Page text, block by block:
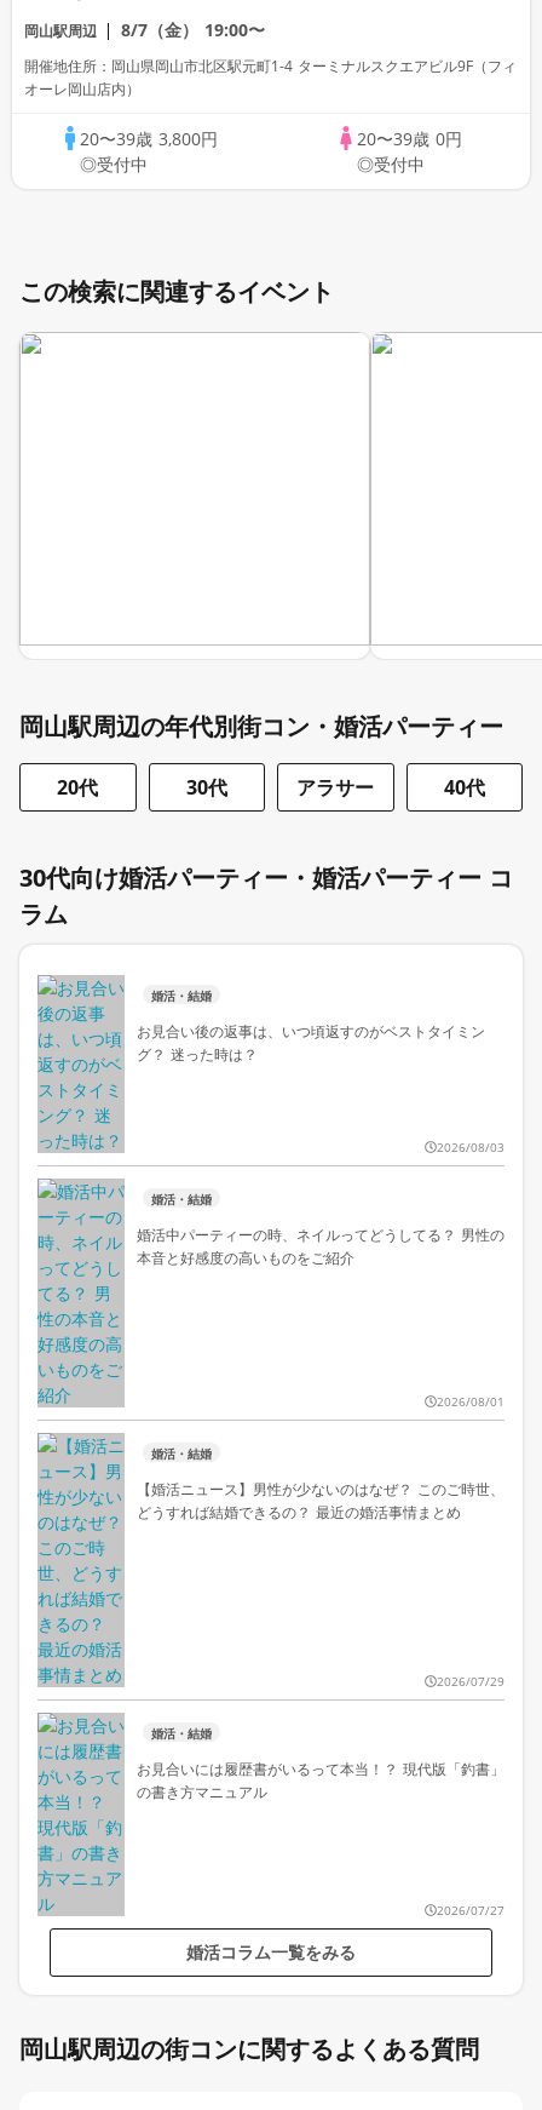
岡山駅周辺 8/7（金） 19:00〜
開催地住所：岡山県岡山市北区駅元町1-4 ターミナルスクエアビル9F（フィ
オーレ岡山店内）
20〜39歳 3,800円
◎受付中
20〜39歳 0円
◎受付中
この検索に関連するイベント
岡山駅周辺の年代別街コン・婚活パーティー
20代 30代 アラサー 40代
30代向け婚活パーティー・婚活パーティー コ
ラム
婚活・結婚
お見合い後の返事は、いつ頃返すのがベストタイミン
グ？ 迷った時は？
2026/08/03
婚活・結婚
婚活中パーティーの時、ネイルってどうしてる？ 男性の
本音と好感度の高いものをご紹介
2026/08/01
婚活・結婚
【婚活ニュース】男性が少ないのはなぜ？ このご時世、
どうすれば結婚できるの？ 最近の婚活事情まとめ
2026/07/29
婚活・結婚
お見合いには履歴書がいるって本当！？ 現代版「釣書」
の書き方マニュアル
2026/07/27
婚活コラム一覧をみる
岡山駅周辺の街コンに関するよくある質問